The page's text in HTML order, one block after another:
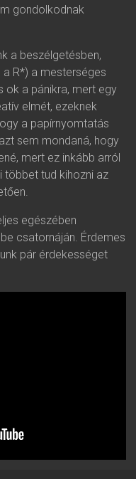
gondolkodnak
a beszélgetésben,
R*) a mesterséges
ok a pánikra, mert egy
elmét, ezeknek
a papírnyomtatás
sem mondaná, hogy
mert ez inkább arról
többet tud kihozni az
egészében
csatornáján. Érdemes
pár érdekességet